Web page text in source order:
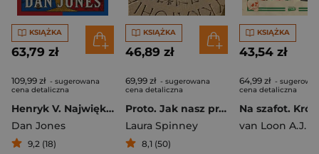
KSIĄŻKA
63,79 zł
109,99 zł - sugerowana
cena detaliczna
Henryk V. Największy wojownik na angielskim tronie
Dan Jones
9,2 (18)
KSIĄŻKA
46,89 zł
69,99 zł - sugerowana
cena detaliczna
Proto. Jak nasz prajęzyk dotarł na krańce świata
Laura Spinney
8,1 (50)
KSIĄŻKA
43,54 zł
64,99 zł -
cena detaliczna
van Loon A.J.